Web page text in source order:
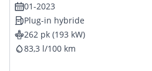
01-2023
Plug-in hybride
262 pk (193 kW)
83,3 l/100 km